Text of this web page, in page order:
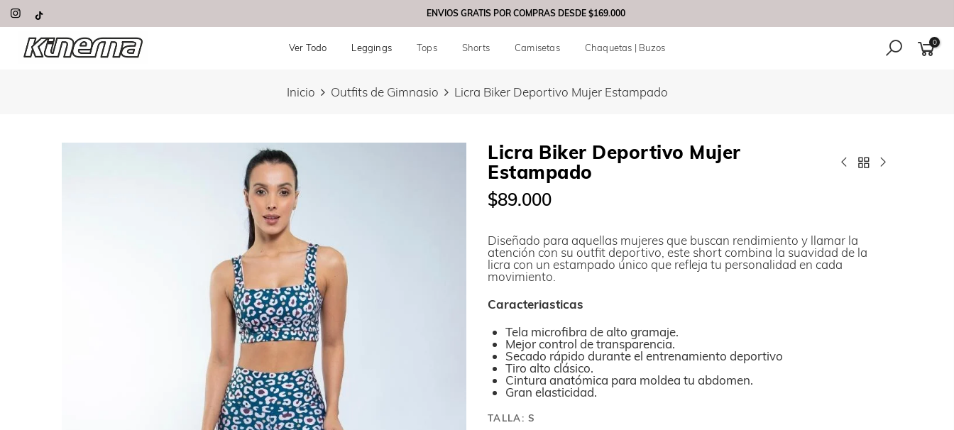
Saltar
contenido
ENVIOS GRATIS POR COMPRAS DESDE $169.000
Ver Todo Leggings Tops Shorts Camisetas Chaquetas | Buzos 0
Inicio Outfits de Gimnasio Licra Biker Deportivo Mujer Estampado
Licra Biker Deportivo Mujer
Estampado
$89.000
Diseñado para aquellas mujeres que buscan rendimiento y llamar la
atención con su outfit deportivo, este short combina la suavidad de la
licra con un estampado único que refleja tu personalidad en cada
movimiento.
Caracteriasticas
Tela microfibra de alto gramaje.
Mejor control de transparencia.
Secado rápido durante el entrenamiento deportivo
Tiro alto clásico.
Cintura anatómica para moldea tu abdomen.
Gran elasticidad.
TALLA:S